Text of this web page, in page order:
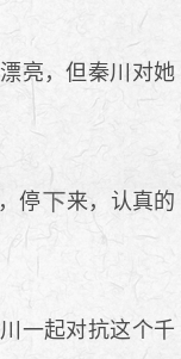
亮，但秦川对她
停
来，认真的
一起对抗这个千